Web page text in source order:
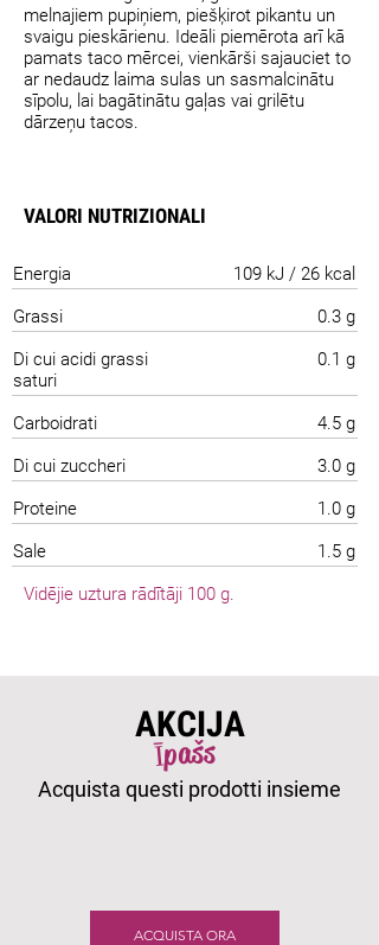
melnajiem pupiņiem, piešķirot pikantu un
svaigu pieskārienu. Ideāli piemērota arī kā
pamats taco mērcei, vienkārši sajauciet to
ar nedaudz laima sulas un sasmalcinātu
sīpolu, lai bagātinātu gaļas vai grilētu
dārzeņu tacos.
VALORI NUTRIZIONALI
Energia
109 kJ / 26 kcal
Grassi
0.3 g
Di cui acidi grassi
saturi
0.1 g
Carboidrati
4.5 g
Di cui zuccheri
3.0 g
Proteine
1.0 g
Sale
1.5 g
Vidējie uztura rādītāji 100 g.
AKCIJA
Īpašs
Acquista questi prodotti insieme
ACQUISTA ORA